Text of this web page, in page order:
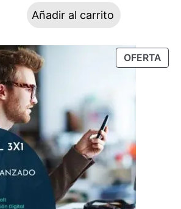
Añadir al carrito
OFERTA